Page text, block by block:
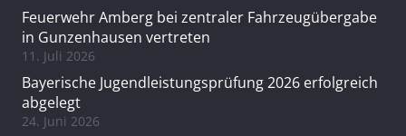
Feuerwehr Amberg bei zentraler Fahrzeugübergabe
in Gunzenhausen vertreten
11. Juli 2026
Bayerische Jugendleistungsprüfung 2026 erfolgreich
abgelegt
24. Juni 2026